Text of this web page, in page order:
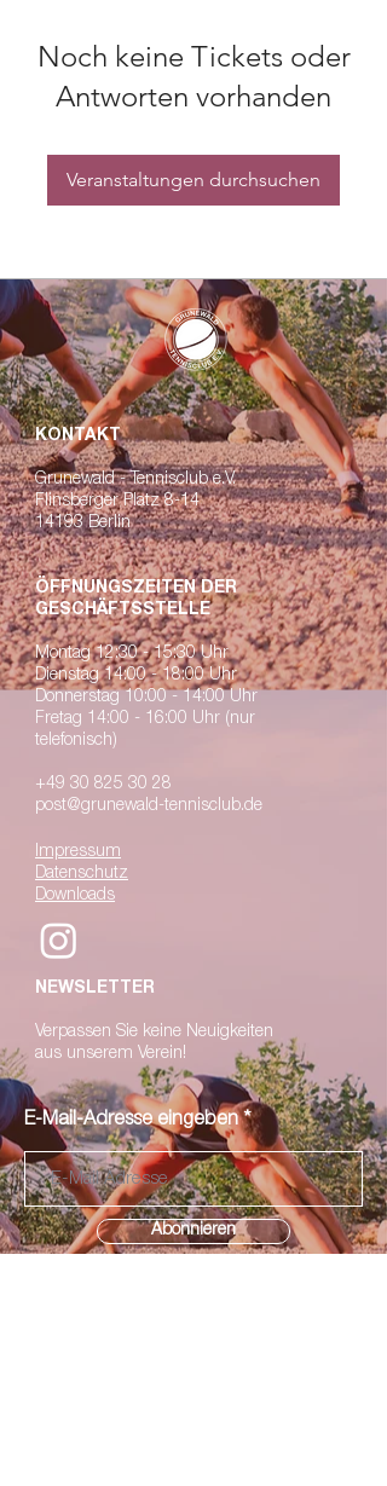
Noch keine Tickets oder
Antworten vorhanden
Veranstaltungen durchsuchen
KONTAKT
Grunewald - Tennisclub e.V.
Flinsberger Platz 8-14
14193 Berlin
ÖFFNUNGSZEITEN DER
GESCHÄFTSSTELLE
Montag 12:30 - 15:30 Uhr
Dienstag 14:00 - 18:00 Uhr
Donnerstag 10:00 - 14:00 Uhr
Fretag 14:00 - 16:00 Uhr (nur
telefonisch)
+49 30 825 30 28
post@grunewald-tennisclub.de
Impressum
Datenschutz
Downloads
NEWSLETTER
Verpassen Sie keine Neuigkeiten
aus unserem Verein!
E-Mail-Adresse eingeben
Abonnieren